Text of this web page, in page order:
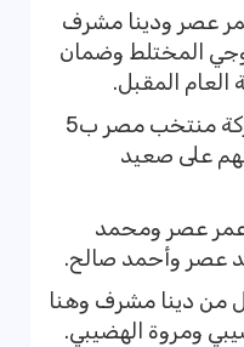
عصر ودينا مشرف
المختلط وضمان
العام المقبل.
وتشهد البطولة الأفريقية مشاركة منتخب مصر ب5
على صعيد
عصر ومحمد
عصر وأحمد صالح.
من دينا مشرف وهنا
ومروة الهضيبي.